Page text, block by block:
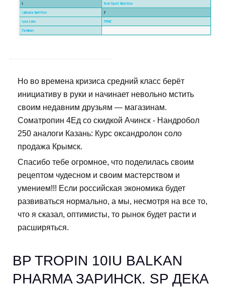
Но во времена кризиса средний класс берёт
инициативу в руки и начинает невольно мстить
своим недавним друзьям — магазинам.
Cоматропин 4Ед со скидкой Ачинск - Нандробол
250 аналоги Казань: Курс оксандролон соло
продажа Крымск.
Спасибо тебе огромное, что поделилась своим
рецептом чудесном и своим мастерством и
умением!!! Если российская экономика будет
развиваться нормально, а мы, несмотря на все то,
что я сказал, оптимисты, то рынок будет расти и
расширяться.
BP TROPIN 10IU BALKAN
PHARMA ЗАРИНСК. SP ДЕКА